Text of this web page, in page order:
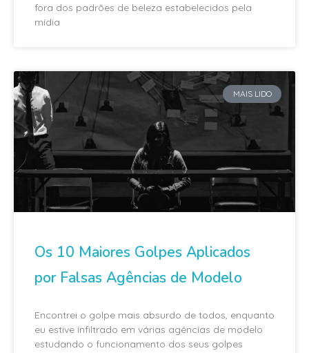
fora dos padrões de beleza estabelecidos pela
mídia
MAIS LIDO
Os 10 Maiores Golpes Aplicados
por Falsas Agências de Modelo
Encontrei o golpe mais absurdo de todos, enquanto
eu estive infiltrado em várias agências de modelo
estudando o funcionamento dos seus golpes